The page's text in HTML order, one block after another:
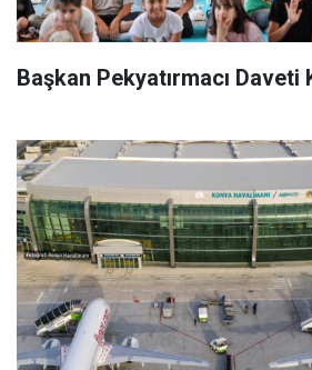
Başkan Pekyatırmacı Daveti